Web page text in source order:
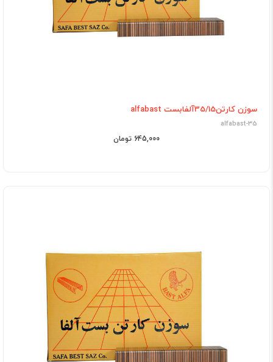
سوزن کارتن35/15آلفابست alfabast
alfabast-35
645,000 تومان